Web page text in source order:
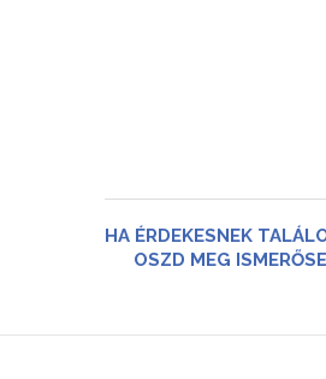
HA ÉRDEKESNEK
OSZD MEG